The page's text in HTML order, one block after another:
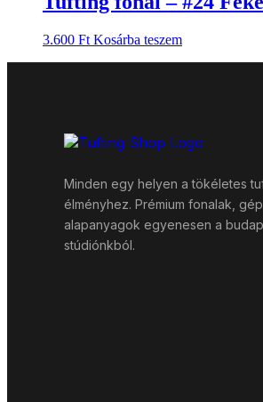
3.600 Ft Kosárba teszem
Minden egy helyen a tökéletes
élményhez. Prémium fonalak,
alapanyagok egyenesen a
stúdiónkból.